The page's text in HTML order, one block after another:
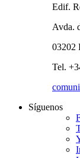
Edif.
Avda.
03202
Tel.
Síguenos